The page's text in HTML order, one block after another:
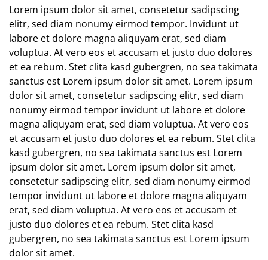
Lorem ipsum dolor sit amet, consetetur sadipscing
elitr, sed diam nonumy eirmod tempor. Invidunt ut
labore et dolore magna aliquyam erat, sed diam
voluptua. At vero eos et accusam et justo duo dolores
et ea rebum. Stet clita kasd gubergren, no sea takimata
sanctus est Lorem ipsum dolor sit amet. Lorem ipsum
dolor sit amet, consetetur sadipscing elitr, sed diam
nonumy eirmod tempor invidunt ut labore et dolore
magna aliquyam erat, sed diam voluptua. At vero eos
et accusam et justo duo dolores et ea rebum. Stet clita
kasd gubergren, no sea takimata sanctus est Lorem
ipsum dolor sit amet. Lorem ipsum dolor sit amet,
consetetur sadipscing elitr, sed diam nonumy eirmod
tempor invidunt ut labore et dolore magna aliquyam
erat, sed diam voluptua. At vero eos et accusam et
justo duo dolores et ea rebum. Stet clita kasd
gubergren, no sea takimata sanctus est Lorem ipsum
dolor sit amet.